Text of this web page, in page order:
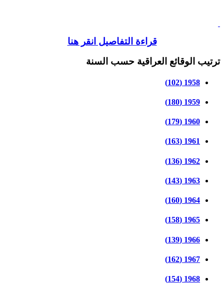
قراءة التفاصيل انقر هنا
ترتيب الوقائع العراقية حسب السنة
1958 (102)
1959 (180)
1960 (179)
1961 (163)
1962 (136)
1963 (143)
1964 (160)
1965 (158)
1966 (139)
1967 (162)
1968 (154)